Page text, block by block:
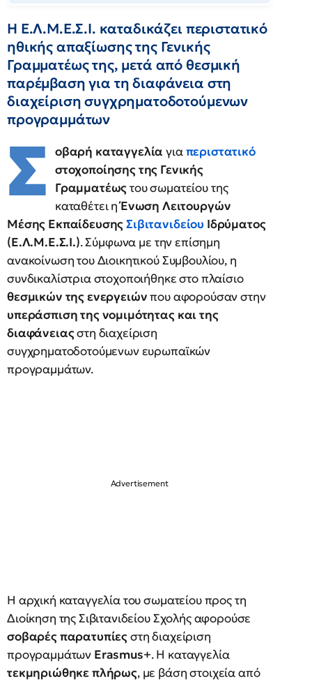
Η Ε.Λ.Μ.Ε.Σ.Ι. καταδικάζει περιστατικό
ηθικής απαξίωσης της Γενικής
Γραμματέως της, μετά από θεσμική
παρέμβαση για τη διαφάνεια στη
διαχείριση συγχρηματοδοτούμενων
προγραμμάτων
Σ οβαρή καταγγελία γιαπεριστατικό
στοχοποίησης της Γενικής
Γραμματέωςτου σωματείου της
καταθέτει ηΈνωση Λειτουργών
Μέσης ΕκπαίδευσηςΣιβιτανιδείου Ιδρύματος
(Ε.Λ.Μ.Ε.Σ.Ι.). Σύμφωνα με την επίσημη
ανακοίνωση του Διοικητικού Συμβουλίου, η
συνδικαλίστρια στοχοποιήθηκε στο πλαίσιο
θεσμικών της ενεργειώνπου αφορούσαν στην
υπεράσπιση της νομιμότητας και της
διαφάνειαςστη διαχείριση
συγχρηματοδοτούμενων ευρωπαϊκών
προγραμμάτων.
Η αρχική καταγγελία του σωματείου προς τη
Διοίκηση της Σιβιτανιδείου Σχολής αφορούσε
σοβαρές παρατυπίεςστη διαχείριση
προγραμμάτων Erasmus+. Η καταγγελία
τεκμηριώθηκε πλήρως, με βάση στοιχεία από